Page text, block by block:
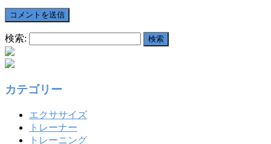
検索:
カテゴリー
エクササイズ
トレーナー
トレーニング